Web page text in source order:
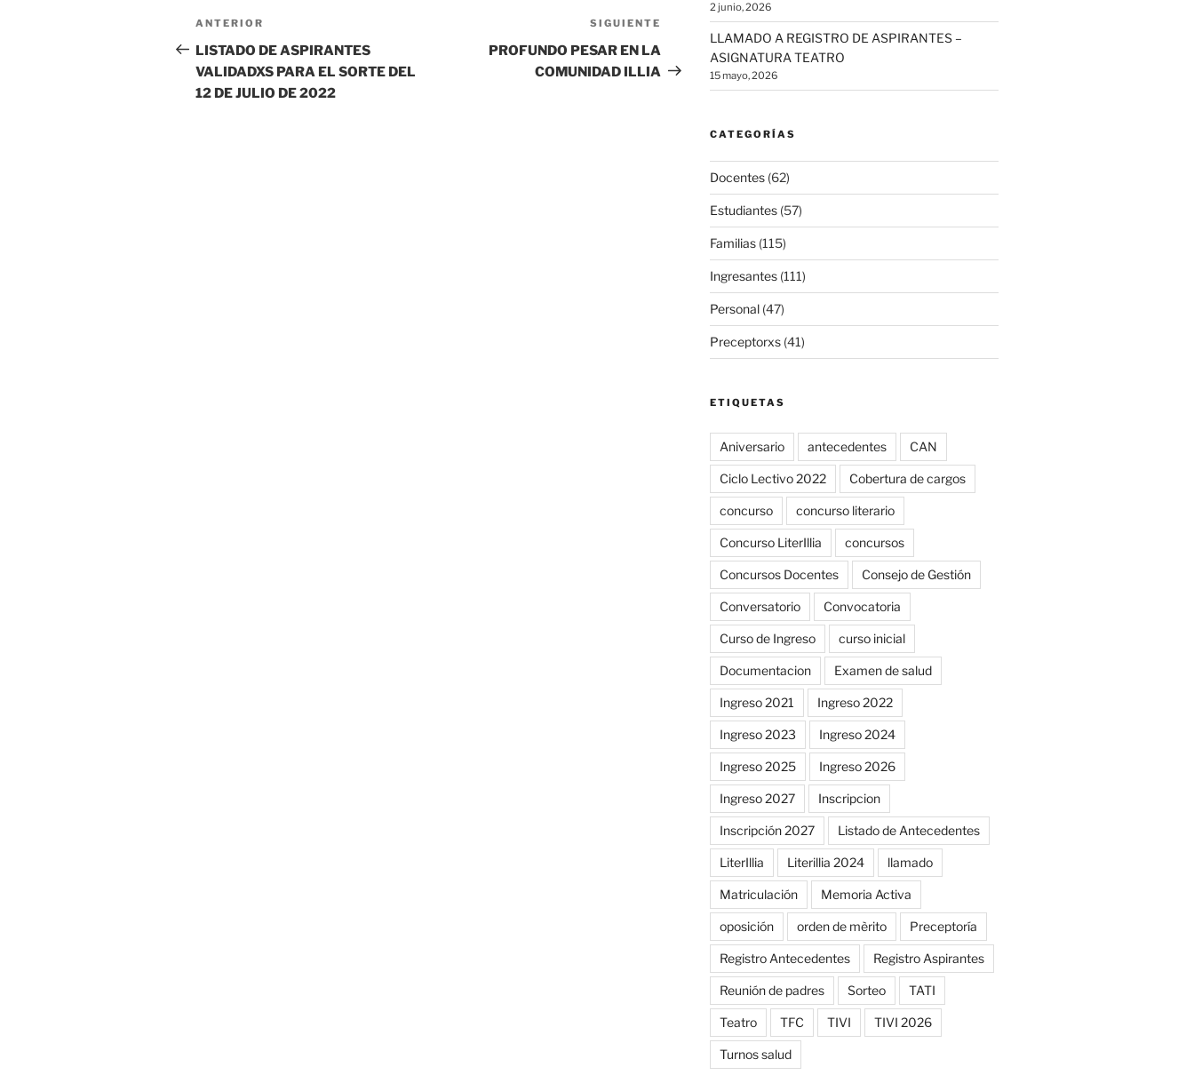
Navegación
de
entradas
Entrada
anterior
ANTERIOR
LISTADO DE ASPIRANTES
VALIDADXS PARA EL SORTE DEL
12 DE JULIO DE 2022
Siguiente
entrada
SIGUIENTE
PROFUNDO PESAR EN LA
COMUNIDAD ILLIA
2 junio, 2026
LLAMADO A REGISTRO DE ASPIRANTES –
ASIGNATURA TEATRO
15 mayo, 2026
CATEGORÍAS
Docentes(62)
Estudiantes(57)
Familias(115)
Ingresantes(111)
Personal(47)
Preceptorxs(41)
ETIQUETAS
Aniversario antecedentes CAN
Ciclo Lectivo 2022 Cobertura de cargos
concurso concurso literario
Concurso LiterIllia concursos
Concursos Docentes Consejo de Gestión
Conversatorio Convocatoria
Curso de Ingreso curso inicial
Documentacion Examen de salud
Ingreso 2021 Ingreso 2022
Ingreso 2023 Ingreso 2024
Ingreso 2025 Ingreso 2026
Ingreso 2027 Inscripcion
Inscripción 2027 Listado de Antecedentes
LiterIllia Literillia 2024 llamado
Matriculación Memoria Activa
oposición orden de mèrito Preceptoría
Registro Antecedentes Registro Aspirantes
Reunión de padres Sorteo TATI
Teatro TFC TIVI TIVI 2026
Turnos salud